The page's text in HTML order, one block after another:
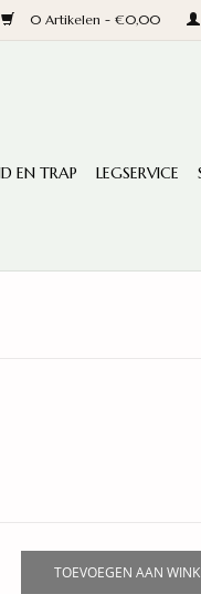
0 Artikelen - €0,00
EN TRAP LEGSERVICE
TOEVOEGEN AAN